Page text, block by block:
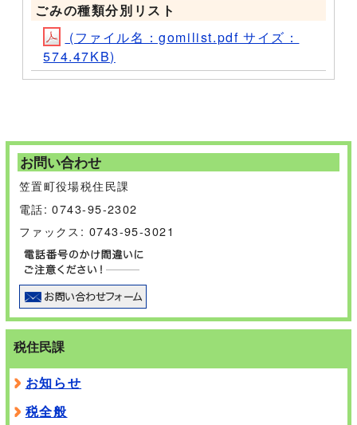
ごみの種類分別リスト
(ファイル名：gomilist.pdf サイズ：
574.47KB)
お問い合わせ
笠置町役場税住民課
電話: 0743-95-2302
ファックス: 0743-95-3021
税住民課
お知らせ
税全般